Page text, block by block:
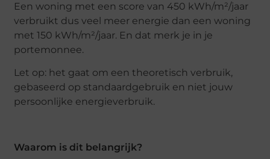
Een woning met een score van 450 kWh/m²/jaar
verbruikt dus veel meer energie dan een woning
met 150 kWh/m²/jaar. En dat merk je in je
portemonnee.
Let op: het gaat om een theoretisch verbruik,
gebaseerd op standaardgebruik en niet jouw
persoonlijke energieverbruik.
Waarom is dit belangrijk?